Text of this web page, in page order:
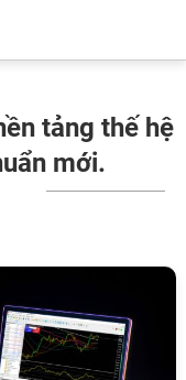
tảng thế hệ
mới.